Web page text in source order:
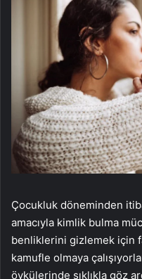
Çocukluk döneminden
amacıyla kimlik bulma
benliklerini gizlemek için
kamufle olmaya
öykülerinde sıklıkla göz